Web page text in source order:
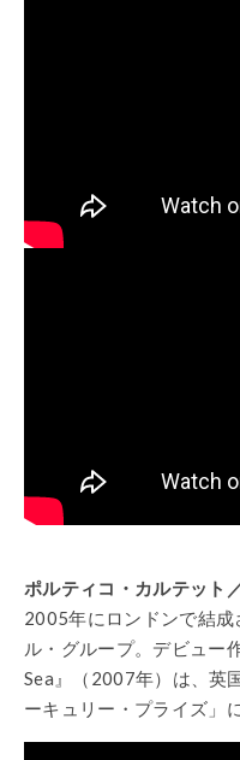
ポルティコ・カルテッ
2005年にロンドンで結
ル・グループ。デビュー
Sea』（2007年）は、英
ーキュリー・プライズ」